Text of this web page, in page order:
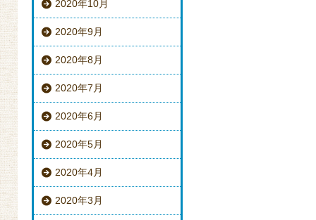
2020年10月
2020年9月
2020年8月
2020年7月
2020年6月
2020年5月
2020年4月
2020年3月